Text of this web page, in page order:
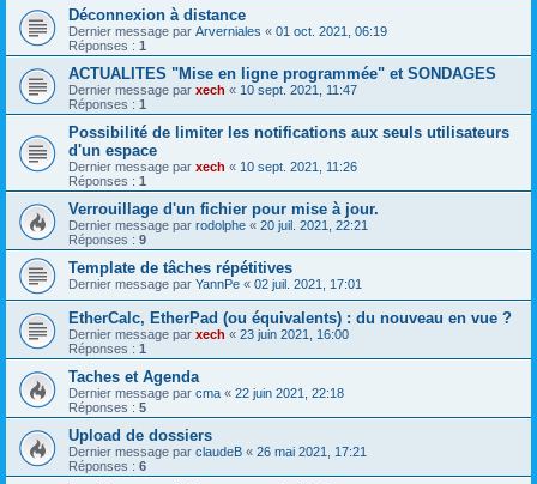
Déconnexion à distance
Dernier message par Arverniales « 01 oct. 2021, 06:19
Réponses : 1
ACTUALITES "Mise en ligne programmée" et SONDAGES
Dernier message par xech « 10 sept. 2021, 11:47
Réponses : 1
Possibilité de limiter les notifications aux seuls utilisateurs
d'un espace
Dernier message par xech « 10 sept. 2021, 11:26
Réponses : 1
Verrouillage d'un fichier pour mise à jour.
Dernier message par rodolphe « 20 juil. 2021, 22:21
Réponses : 9
Template de tâches répétitives
Dernier message par YannPe « 02 juil. 2021, 17:01
EtherCalc, EtherPad (ou équivalents) : du nouveau en vue ?
Dernier message par xech « 23 juin 2021, 16:00
Réponses : 1
Taches et Agenda
Dernier message par cma « 22 juin 2021, 22:18
Réponses : 5
Upload de dossiers
Dernier message par claudeB « 26 mai 2021, 17:21
Réponses : 6